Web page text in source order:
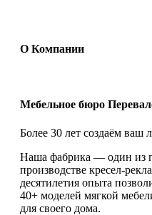
О Компании
Мебельное бюро
Более 30 лет создаём ваш
Наша фабрика — один из
производстве кресел-
десятилетия опыта
40+ моделей мягкой
для своего дома.